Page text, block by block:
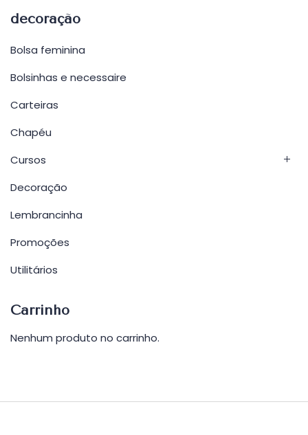
decoração
Bolsa feminina
Bolsinhas e necessaire
Carteiras
Chapéu
Cursos
Decoração
Lembrancinha
Promoções
Utilitários
Carrinho
Nenhum produto no carrinho.